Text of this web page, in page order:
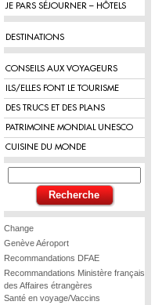
JE PARS SÉJOURNER – HÔTELS
DESTINATIONS
CONSEILS AUX VOYAGEURS
ILS/ELLES FONT LE TOURISME
DES TRUCS ET DES PLANS
PATRIMOINE MONDIAL UNESCO
CUISINE DU MONDE
Change
Genève Aéroport
Recommandations DFAE
Recommandations Ministère français
des Affaires étrangères
Santé en voyage/Vaccins